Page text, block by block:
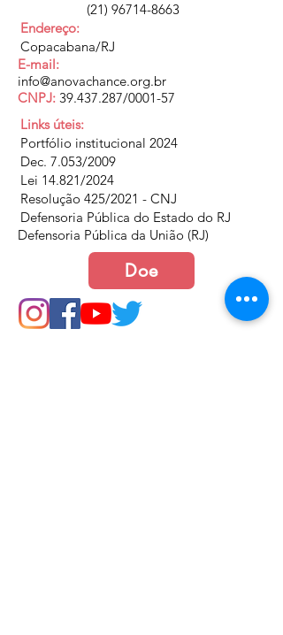
(21) 96714-8663
Endereço:
Copacabana/RJ
E-mail:
info@anovachance.org.br
CNPJ: 39.437.287/0001-57
Links úteis:
Portfólio institucional 2024
Dec. 7.053/2009
Lei 14.821/2024
Resolução 425/2021 - CNJ
Defensoria Pública do Estado do RJ
Defensoria Pública da União (RJ)
Doe